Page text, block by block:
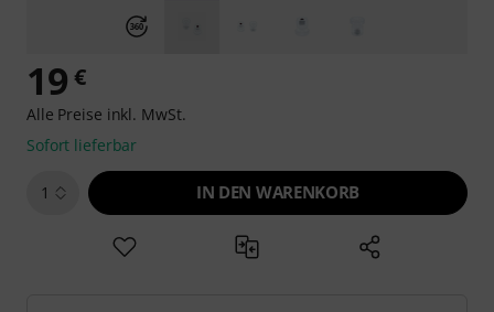
19 €
Alle Preise inkl. MwSt.
Sofort lieferbar
1 IN DEN WARENKORB